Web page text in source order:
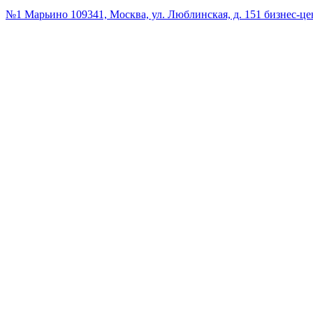
№1 Марьино 109341, Москва, ул. Люблинская, д. 151 бизнес-